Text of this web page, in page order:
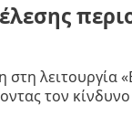
λειτουργία
τον